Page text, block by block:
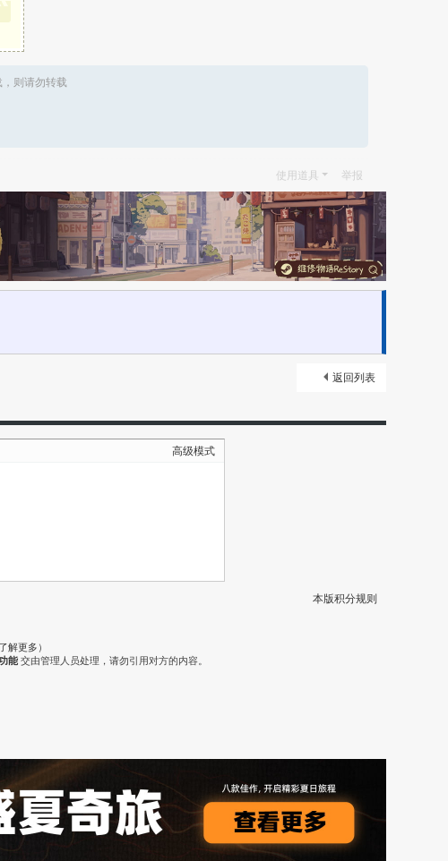
则请勿转载
使用道具 举报
返回列表
高级模式
本版积分规则
了解更多 ）
能 交由管理人员处理，请勿引用对方的内容。